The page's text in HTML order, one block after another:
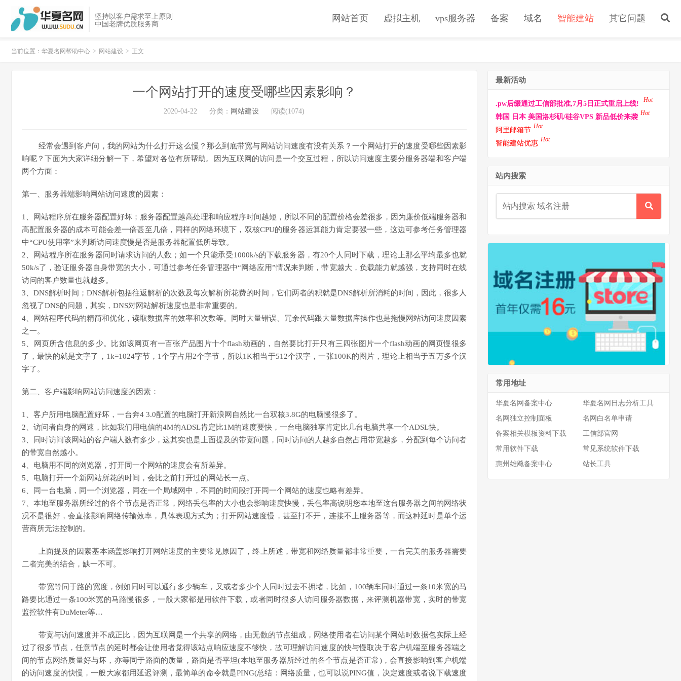
坚持以客户需求至上原则
中国老牌优质服务商
网站首页 虚拟主机 vps服务器 备案 域名 智能建站 其它问题
当前位置： 华夏名网帮助中心 > 网站建设 > 正文
一个网站打开的速度受哪些因素影响？
2020-04-22 分类： 网站建设 阅读(1074)
经常会遇到客户问，我的网站为什么打开这么慢？那么到底带宽与网站访问速度有没有关系？一个网站打开的速度受哪些因素影
响呢？下面为大家详细分解一下，希望对各位有所帮助。因为互联网的访问是一个交互过程，所以访问速度主要分服务器端和客户端
两个方面：
第一、服务器端影响网站访问速度的因素：
1、网站程序所在服务器配置好坏；服务器配置越高处理和响应程序时间越短，所以不同的配置价格会差很多，因为廉价低端服务器和
高配置服务器的成本可能会差一倍甚至几倍，同样的网络环境下，双核CPU的服务器运算能力肯定要强一些，这边可参考任务管理器
中“CPU使用率”来判断访问速度慢是否是服务器配置低所导致。
2、网站程序所在服务器同时请求访问的人数；如一个只能承受1000k/s的下载服务器，有20个人同时下载，理论上那么平均最多也就
50k/s了，验证服务器自身带宽的大小，可通过参考任务管理器中“网络应用”情况来判断，带宽越大，负载能力就越强，支持同时在线
访问的客户数量也就越多。
3、DNS解析时间；DNS解析包括往返解析的次数及每次解析所花费的时间，它们两者的积就是DNS解析所消耗的时间，因此，很多人
忽视了DNS的问题，其实，DNS对网站解析速度也是非常重要的。
4、网站程序代码的精简和优化，读取数据库的效率和次数等。同时大量错误、冗余代码跟大量数据库操作也是拖慢网站访问速度因素
之一。
5、网页所含信息的多少。比如该网页有一百张产品图片十个flash动画的，自然要比打开只有三四张图片一个flash动画的网页慢很多
了，最快的就是文字了，1k=1024字节，1个字占用2个字节，所以1K相当于512个汉字，一张100K的图片，理论上相当于五万多个汉
字了。
第二、客户端影响网站访问速度的因素：
1、客户所用电脑配置好坏，一台奔4 3.0配置的电脑打开新浪网自然比一台双核3.8G的电脑慢很多了。
2、访问者自身的网速，比如我们用电信的4M的ADSL肯定比1M的速度要快，一台电脑独享肯定比几台电脑共享一个ADSL快。
3、同时访问该网站的客户端人数有多少，这其实也是上面提及的带宽问题，同时访问的人越多自然占用带宽越多，分配到每个访问者
的带宽自然越小。
4、电脑用不同的浏览器，打开同一个网站的速度会有所差异。
5、电脑打开一个新网站所花的时间，会比之前打开过的网站长一点。
6、同一台电脑，同一个浏览器，同在一个局域网中，不同的时间段打开同一个网站的速度也略有差异。
7、本地至服务器所经过的各个节点是否正常，网络丢包率的大小也会影响速度快慢，丢包率高说明您本地至这台服务器之间的网络状
况不是很好，会直接影响网络传输效率，具体表现方式为；打开网站速度慢，甚至打不开，连接不上服务器等，而这种延时是单个运
营商所无法控制的。
上面提及的因素基本涵盖影响打开网站速度的主要常见原因了，终上所述，带宽和网络质量都非常重要，一台完美的服务器需要
二者完美的结合，缺一不可。
带宽等同于路的宽度，例如同时可以通行多少辆车，又或者多少个人同时过去不拥堵，比如，100辆车同时通过一条10米宽的马
路要比通过一条100米宽的马路慢很多，一般大家都是用软件下载，或者同时很多人访问服务器数据，来评测机器带宽，实时的带宽
监控软件有DuMeter等…
带宽与访问速度并不成正比，因为互联网是一个共享的网络，由无数的节点组成，网络使用者在访问某个网站时数据包实际上经
过了很多节点，任意节点的延时都会让使用者觉得该站点响应速度不够快，故可理解访问速度的快与慢取决于客户机端至服务器端之
间的节点网络质量好与坏，亦等同于路面的质量，路面是否平坦(本地至服务器所经过的各个节点是否正常)，会直接影响到客户机端
的访问速度的快慢，一般大家都用延迟评测，最简单的命令就是PING(总结：网络质量，也可以说PING值，决定速度或者说下载速度
最新活动
.pw后缀通过工信部批准,7月5日正式重启上线! Hot
韩国 日本 美国洛杉矶/硅谷VPS 新品低价来袭 Hot
阿里邮箱节 Hot
智能建站优惠 Hot
站内搜索
常用地址
华夏名网备案中心
华夏名网日志分析工具
名网独立控制面板
名网白名单申请
备案相关模板资料下载
工信部官网
常用软件下载
常见系统软件下载
惠州雄飚备案中心
站长工具